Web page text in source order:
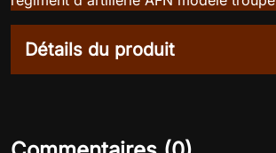
Détails du produit